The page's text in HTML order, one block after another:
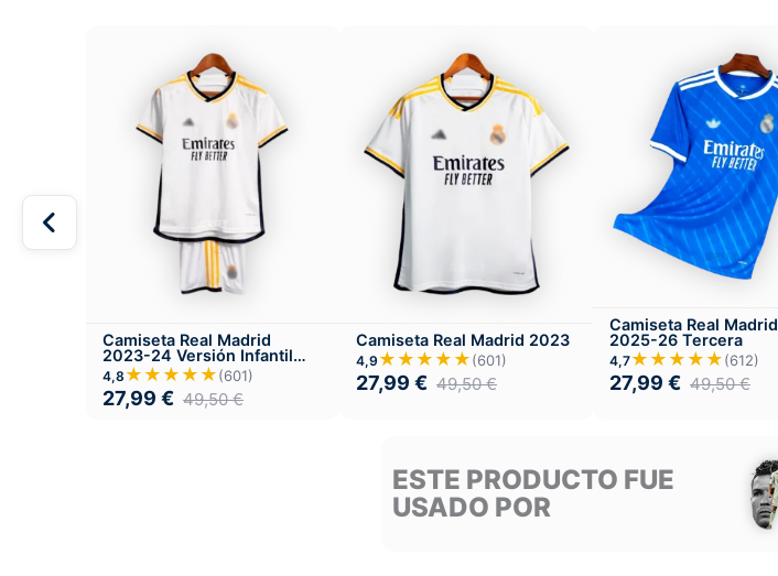
Camiseta Real Madrid
2023-24 Versión Infantil
Local
4,8 ★★★★★(601)
27,99 € 49,50€
Camiseta Real Madrid 2023
4,9 ★★★★★(601)
27,99 € 49,50€
Camiseta Real Madrid
2025-26 Tercera
4,7★★★★★(612)
27,99 € 49,50€
ESTE PRODUCTO FUE
USADO POR